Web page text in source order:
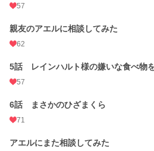
の作品ではありません。もしかしたら、この
いないです)
恋愛 6,947 位 / 66,368 件
57
親友のアエルに相談してみた
62
5話 レインハルト様の嫌いな食べ物
57
6話 まさかのひざまくら
71
アエルにまた相談してみた